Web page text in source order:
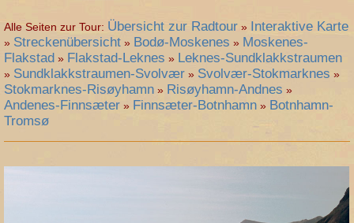
Alle Seiten zur Tour: Übersicht zur Radtour » Interaktive Karte
» Streckenübersicht » Bodø-Moskenes » Moskenes-
Flakstad » Flakstad-Leknes » Leknes-Sundklakkstraumen
» Sundklakkstraumen-Svolvær » Svolvær-Stokmarknes »
Stokmarknes-Risøyhamn » Risøyhamn-Andnes »
Andenes-Finnsæter » Finnsæter-Botnhamn » Botnhamn-
Tromsø